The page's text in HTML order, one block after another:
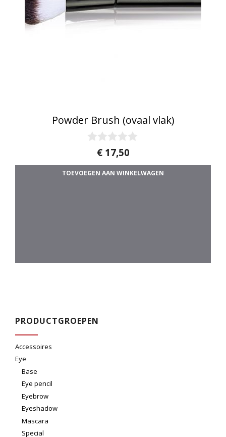
Powder Brush (ovaal vlak)
a
n
€17,50
TOEVOEGEN AAN WINKELWAGEN
PRODUCTGROEPEN
Accessoires
Eye
Base
Eye pencil
Eyebrow
Eyeshadow
Mascara
Special